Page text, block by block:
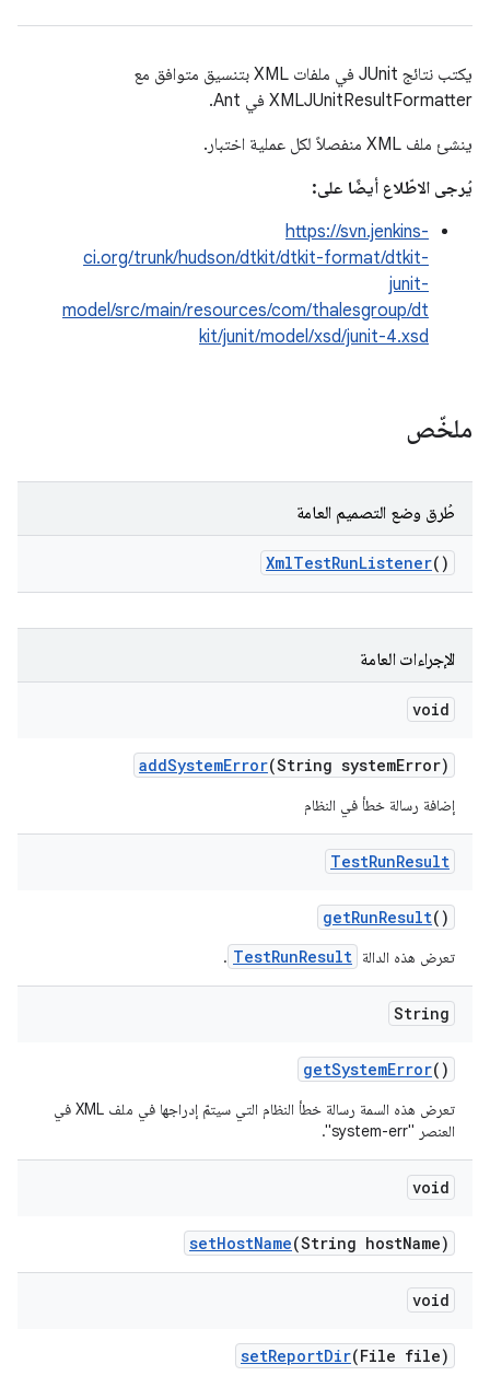
يكتب نتائج JUnit في ملفات XML بتنسيق متوافق مع
XMLJUnitResultFormatter في Ant.
ينشئ ملف XML منفصلاً لكل عملية اختبار.
يُرجى الاطّلاع أيضًا على:
https://svn.jenkins-
ci.org/trunk/hudson/dtkit/dtkit-format/dtkit-
junit-
model/src/main/resources/com/thalesgroup/dt
kit/junit/model/xsd/junit-4.xsd
ملخّص
طُرق وضع التصميم العامة
XmlTestRunListener()
الإجراءات العامة
void
addSystemError(String systemError)
إضافة رسالة خطأ في النظام
TestRunResult
getRunResult()
تعرض هذه الدالة TestRunResult
.
String
getSystemError()
تعرض هذه السمة رسالة خطأ النظام التي سيتمّ إدراجها في ملف XML في
العنصر "system-err".
void
setHostName(String hostName)
void
setReportDir(File file)